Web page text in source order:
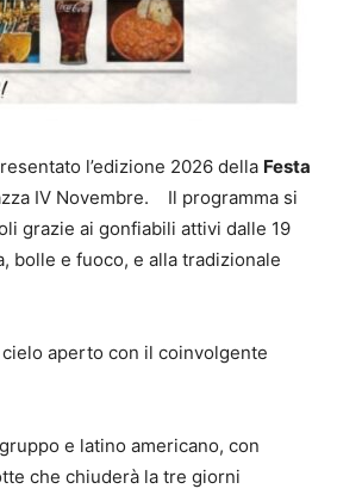
l’edizione 2026 della Festa
IV Novembre. Il programma si
grazie ai gonfiabili attivi dalle 19
bolle e fuoco, e alla tradizionale
aperto con il coinvolgente
e latino americano, con
che chiuderà la tre giorni